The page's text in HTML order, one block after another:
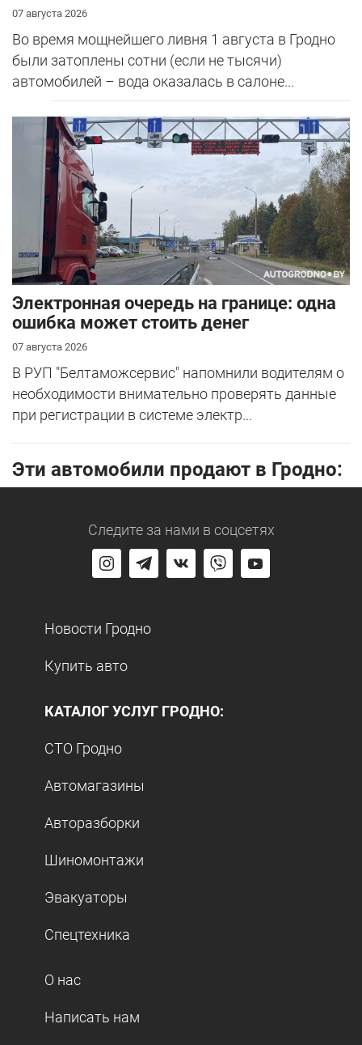
07 августа 2026
Во время мощнейшего ливня 1 августа в Гродно
были затоплены сотни (если не тысячи)
автомобилей – вода оказалась в салоне...
Электронная очередь на границе: одна
ошибка может стоить денег
07 августа 2026
В РУП "Белтаможсервис" напомнили водителям о
необходимости внимательно проверять данные
при регистрации в системе электр...
Эти автомобили продают в Гродно:
Следите за нами в соцсетях
Новости Гродно
Купить авто
КАТАЛОГ УСЛУГ ГРОДНО:
СТО Гродно
Автомагазины
Авторазборки
Шиномонтажи
Эвакуаторы
Спецтехника
О нас
Написать нам